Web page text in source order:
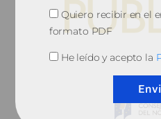
© 2010, Consejo
Quiero recibir en el
formato PDF
He leído y acepto la